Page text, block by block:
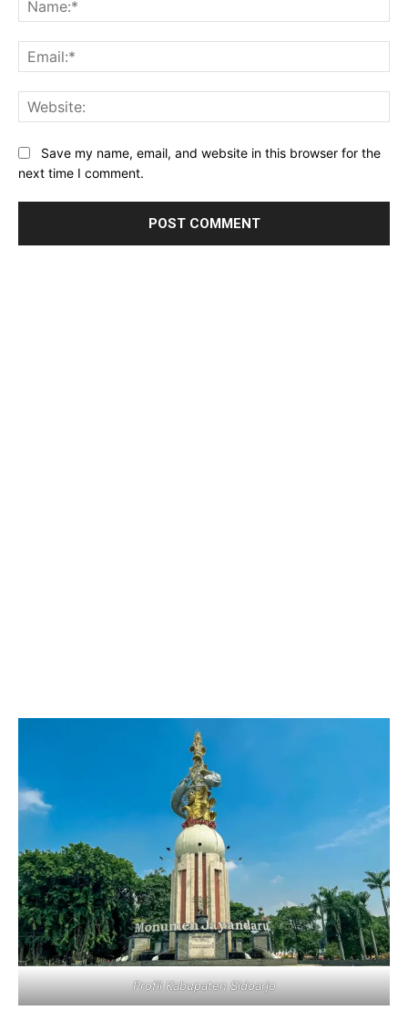
Save my name, email, and website in this browser for the
next time I comment.
Profil Kabupaten Sidoarjo